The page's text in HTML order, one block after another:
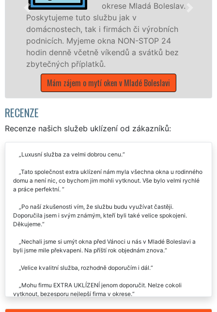
okrese Mladá Boleslav.
jak v
i firmách či výrobních
NON-STOP 24
víkendů a svátků bez
oken v Mladé Boleslavi
dřevěná okna a
kompletní a kvalitní
okrese Mladá
UKLÍZENÍ, a to i o
státních svátků.
RECENZE
Luxusní služba za velmi dobrou cenu.
Tato společnost extra uklízení nám myla všechna okna u rodinného
domu a není nic, co bychom jim mohli vytknout. Vše bylo velmi rychlé
a práce perfektní.
Po naší zkušenosti vím, že službu budu využívat častěji.
Doporučila jsem i svým známým, kteří byli také velice spokojeni.
byli jsme mile překvapeni. Na příští rok objednám znova.